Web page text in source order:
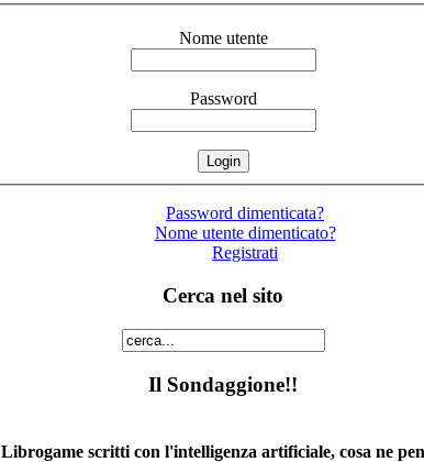
Nome utente
Password
Password dimenticata?
Nome utente dimenticato?
Registrati
Cerca nel sito
Il Sondaggione!!
Librogame scritti con l'intelligenza artificiale, cosa ne